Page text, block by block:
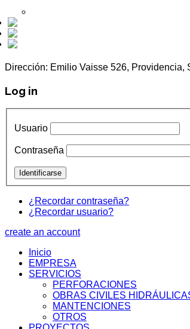
Dirección: Emilio Vaisse 526, Providencia,
Log in
Usuario
Contraseña
¿Recordar contraseña?
¿Recordar usuario?
create an account
Inicio
EMPRESA
SERVICIOS
PERFORACIONES
OBRAS CIVILES
MANTENCIONES
OTROS